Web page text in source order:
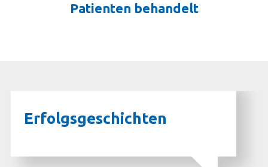
Patienten behandelt
Erfolgsgeschichten